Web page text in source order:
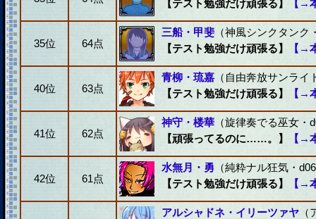
【テスト勉強だけ頑張る】 【→
35位 64点
三船・甲斐（神風シンクタンク
【テスト勉強だけ頑張る】
【→
40位 63点
青柳・琉嘉 （自由奔放サンライ
【テスト勉強だけ頑張る】
【→
41位 62点
神守・楼華 （旋律奏でる巫女・
【頑張ってるのに……。】
【→
42位 61点
水無月・勇 （純粋ナル狂気・
【テスト勉強だけ頑張る】
【→
アルシャドネ・イリーツァヤ （